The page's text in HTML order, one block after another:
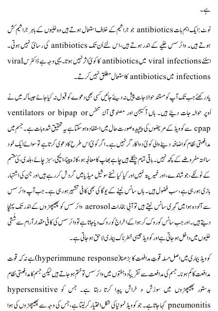
ہے۔
نوٹ: ایک اہم بات antibiotics جو جراثیم کے خلاف استعمال ہوتے ہیں وہ خلیوں کے باہر جراثیم کش
ہوتے ہیں۔ وائرسس خلیے کے اندر ہوتے ہیں، اس لئے اُن تک antibiotics کی رسائ نہیں ہوتی۔
اسلئے viral infections میں antibiotics کا کوئ اثر نہیں ہوتا۔ یہی وجہ ہے ڈاکٹرس viral
infections میں antibiotics کا استعمال مطلق نہیں کرتے۔
یاد رکھئے جب تک آپ کو مستند حوالاجات پیش نہ دیئے جائیں کسی بھی دعوے کو قبول نہ کیا جائے جیسا کہ میں نے
اُوپر حوالہ جات دئیے ہیں۔ ہاں آکسیجن اور مصنوعی آلۂ تنفس ventilators or bipap or
cpap سے کو ویڈ کے مریضوں کی پیچیدہ صورت حال میں استفادہ ہو سکتا ہے یہ تحقیق شدہ بات ہے۔ جسم میں
مدافعتی نظام کو اضافہ دینے والی کوئ دوا کارگر نہیں ہے۔ اگر کوئ اس طرح کا دعوی کرتا ہے تو سوائے ایک خود
ساختہ مفروضے کے کچھ نہیں۔ باقی تمام چٹکلے ہیں چاہے بھاپ کا معالجہ ہو، کاڑہ پینا، الیچی، سبز چائے، ہلدی، کئ قسم
کے ٹوٹکے، جوشاندے، اور خمیر پتہ نہیں اور کیا کیا نسخے سوشیل میڈیا میں گردش کررہے ہیں اور جن کی اشتہار
بازی ہورہی ہے، سب فضول ہیں۔ ہاں سانس لینے کے یوگا کی بھی کافی تشہیر ہورہی ہے۔ جب آپ وائرسس
سے آلودہ ہوا میں گہری سانس لیتے ہیں تو آبی بخارات aerosol وائرسس کو پھیپھڑوں کے اندر تک پہنچا
دیتے ہیں۔ اور جب سانس کو روک کر ہوا کے اخراج کو روک دیا جاتا ہے تو وائرسس کی کافی مقدار آرام سے شُشی
خلیوں میں داخل ہوجاتی ہے اور کوویڈ جیسی خطرناک بیماری لاحق ہو جاتی ہے۔
کوویڈ بیماری میں اصل مسلہ قوتِ مدافعت کا بڑھنا (hyperimmune response) ہے نہ کہ قوت
مدافعت کا کم ہونا۔ جسم کی مدافعت سے تقریباً دو ہفتوں میں وائرسس تو ختم ہوجاتے ہیں لیکن جسم کا مدافعتی نظام
بدستور پھیپھڑوں میں سوزش و خراش پیدا کرتا رہتا ہے۔ جس کو hypersensitive
pneumonitis کہا جاتا ہے۔ جو کوویڈ نمونیا کی شکل اختیار کرلیتا ہے، جس کی وجہ سے پھیپھڑوں کی ہوا